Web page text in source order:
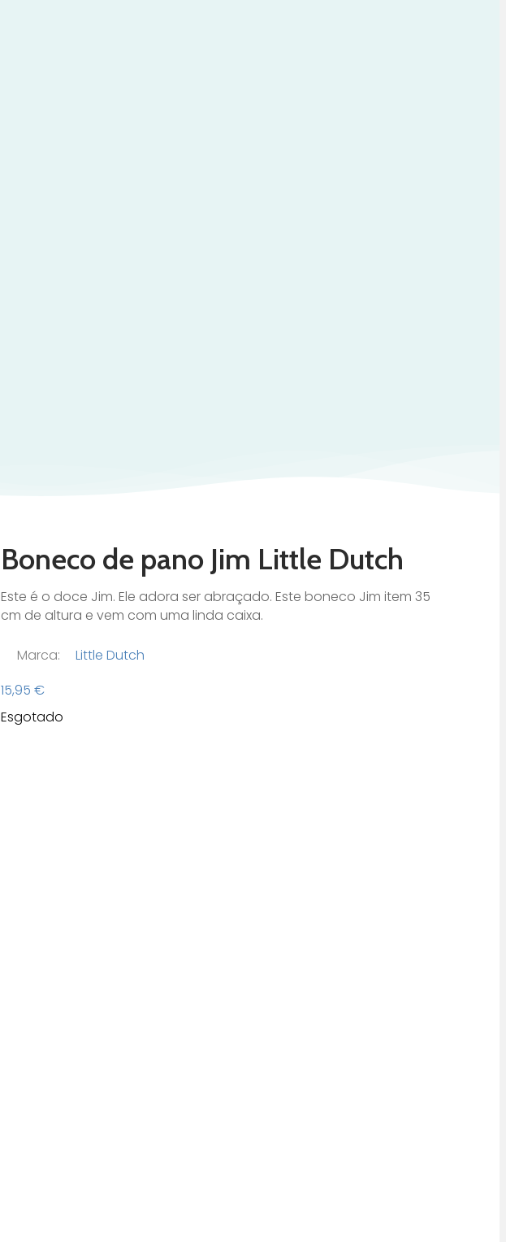
Boneco de pano Jim Little Dutch
Este é o doce Jim. Ele adora ser abraçado. Este boneco Jim item 35
cm de altura e vem com uma linda caixa.
Marca:
Little Dutch
15,95 €
Esgotado